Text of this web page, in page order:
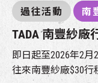
過往活動 南
TADA 南豐紗廠
即日起至2026年2月
往來南豐紗廠$30行